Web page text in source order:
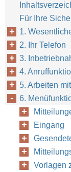
Für Ihre
1.
2. Ihr Telefon
3.
4.
5. Arbeiten
6.
Eingang
Vorlagen